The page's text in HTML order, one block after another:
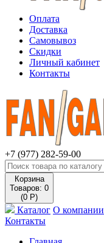
Оплата
Доставка
Самовывоз
Скидки
Личный кабинет
Контакты
+7 (977) 282-59-00
Корзина
Товаров: 0
(0 Р)
Каталог О компании
Контакты